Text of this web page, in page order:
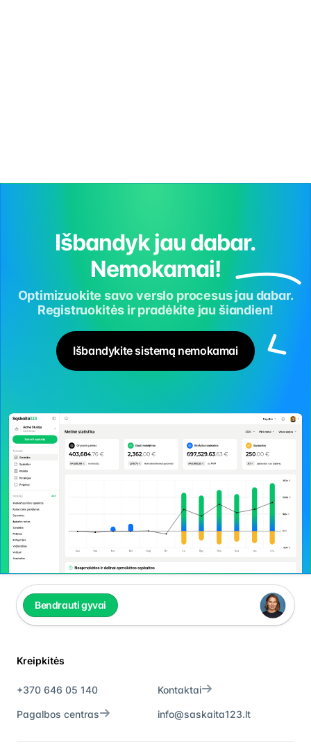
Išbandyk jau dabar.
Nemokamai!
Optimizuokite savo verslo procesus jau dabar.
Registruokitės ir pradėkite jau šiandien!
Išbandykite sistemą nemokamai
Bendrauti gyvai
Kreipkitės
+370 646 05 140
info@saskaita123.lt
Kontaktai
Pagalbos centras